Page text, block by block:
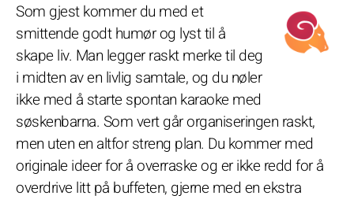
Som gjest kommer du med et
smittende godt humør og lyst til å
skape liv. Man legger raskt merke til deg
i midten av en livlig samtale, og du nøler
ikke med å starte spontan karaoke med
søskenbarna. Som vert går organiseringen raskt,
men uten en altfor streng plan. Du kommer med
originale ideer for å overraske og er ikke redd for å
overdrive litt på buffeten, gjerne med en ekstra